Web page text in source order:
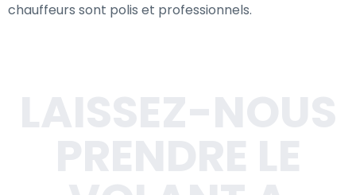
chauffeurs sont polis et professionnels.